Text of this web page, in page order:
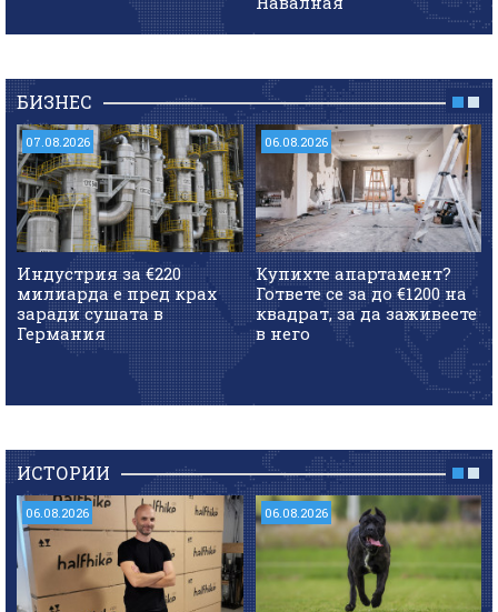
БИЗНЕС
07.08.2026
Индустрия за €220
милиарда е пред крах
заради сушата в
Германия
06.08.2026
Купихте апартамент?
Гответе се за до €1200 на
квадрат, за да заживеете
в него
ИСТОРИИ
06.08.2026 06.08.2026